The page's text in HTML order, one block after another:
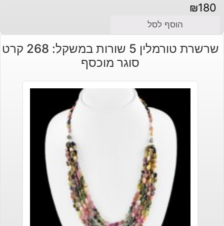
₪180
הוסף לסל
שרשרת טורמלין 5 שורות במשקל: 268 קרט
סוגר מוכסף